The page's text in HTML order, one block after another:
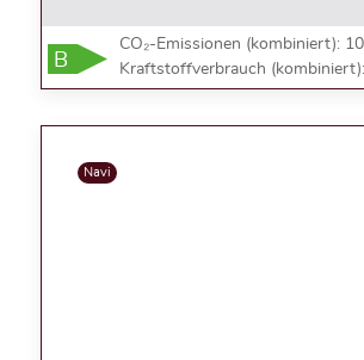
B
CO₂-Emissionen (kombiniert):
Kraftstoffverbrauch
Navi